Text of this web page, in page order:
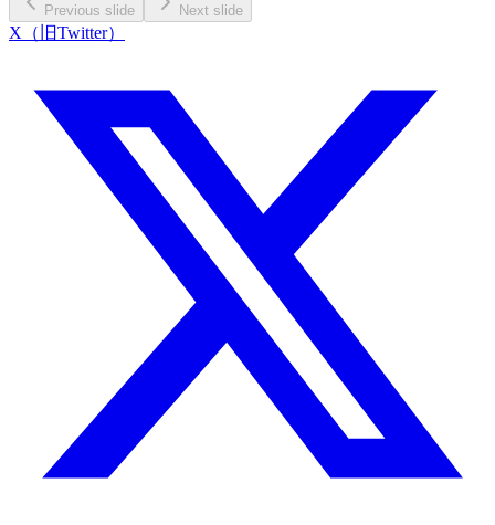
Previous slide Next slide
X（旧Twitter）